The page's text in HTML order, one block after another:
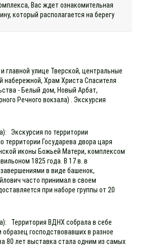
Вас ждет ознакомительная
который располагается на берегу
главной улице Тверской, центральные
Храм Христа Спасителя
- Белый дом, Новый Арбат,
Речного вокзала) . Экскурсия
Экскурсия по территории
территории Государева двора царя
иконы Божьей Матери, комплексом
1825 года. В 17 в. в
в виде башенок,
часто принимал в своем
при наборе группы от 20
Территория ВДНХ собрала в себе
господствовавших в разное
80 лет выставка стала одним из самых